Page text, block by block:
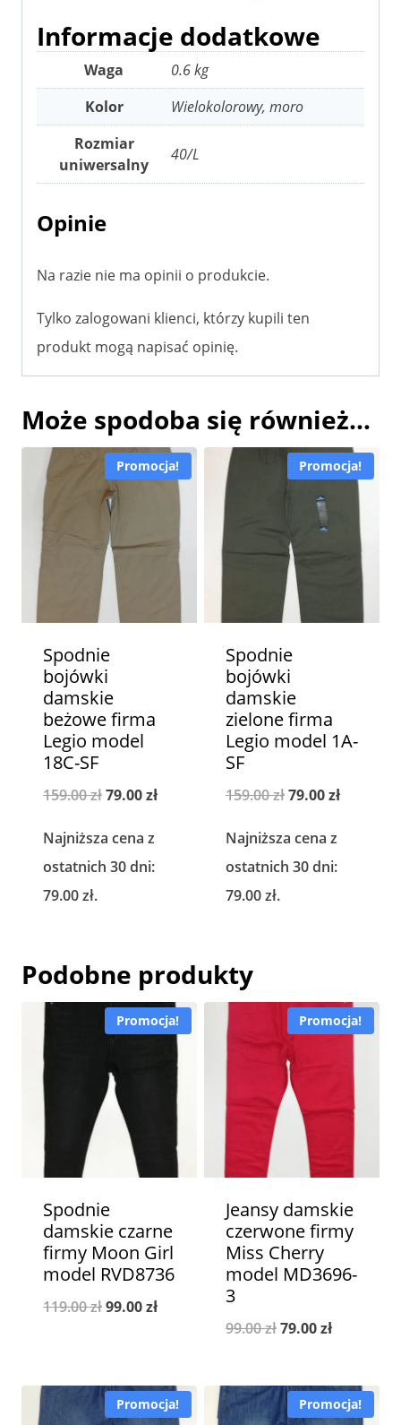
Informacje dodatkowe
Waga
0.6 kg
Kolor
Wielokolorowy, moro
Rozmiar
uniwersalny
40/L
Opinie
Na razie nie ma opinii o produkcie.
Tylko zalogowani klienci, którzy kupili ten
produkt mogą napisać opinię.
Może spodoba się również…
Promocja!
Spodnie
bojówki
damskie
beżowe firma
Legio model
18C-SF
159.00złPierwotna
79.00złAktualna
Najniższa cena z
ostatnich 30 dni:
79.00zł.
Promocja!
Spodnie
bojówki
damskie
zielone firma
Legio model 1A-
SF
159.00złPierwotna
79.00złAktualna
Najniższa cena z
ostatnich 30 dni:
79.00zł.
Podobne produkty
Promocja!
Spodnie
damskie czarne
firmy Moon Girl
model RVD8736
119.00złPierwotna
119.00 zł.
99.00złAktualna
99.00 zł.
Promocja!
Jeansy damskie
czerwone firmy
Miss Cherry
model MD3696-
3
99.00złPierwotna
wynosiła:
99.00 zł.
79.00złAktualna
wynosi:
79.00 zł.
Promocja! Promocja!